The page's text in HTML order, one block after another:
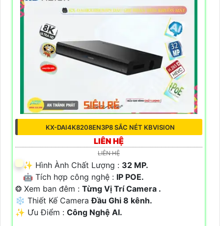
KX-DAI4K8208EN3P8 SẮC NÉT KBVISION
LIÊN HỆ
LIÊN HỆ
✨ Hình Ành Chất Lượng : 32 MP.
🤖️ Tích hợp công nghệ : IP POE.
❂ Xem ban đêm : Từng Vị Trí Camera .
❄ Thiết Kế CameraĐầu Ghi 8 kênh.
️✨ Ưu Điểm : Công Nghệ AI.